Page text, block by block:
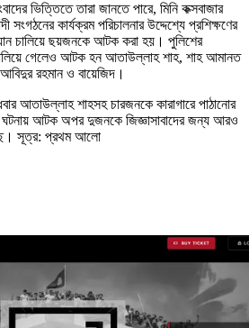
ভিত্তিতে তারা জানতে পারে, মিনি কক্সবাজার
কার্যক্রম পরিচালনার উদ্দেশ্যে প্রশিক্ষণের
চালিয়ে ছয়জনকে আটক করা হয়। পুলিশের
গেলেও আটক হন আতাউল্লাহ শাহ, শাহ আমানত
রহমান ও বায়েজিদ।
আতাউল্লাহ শাহসহ চারজনকে কারাগারে পাঠানোর
আটক অপর দুজনকে জিজ্ঞাসাবাদের জন্য আরও
সূত্র: প্রথম আলো